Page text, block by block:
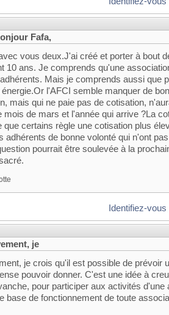
Fafa,
vous deux.J'ai créé et porter à bout
10 ans. Je comprends qu'une
Mais je comprends aussi que
l'AFCI semble manquer de
mais qui ne paie pas de cotisation,
mois de mars et l'année qui arrive ?La
que certains règle une cotisation plus
adhérents de bonne volonté qui n'ont
pourrait être soulevée à la
Identifiez-vous
je
je crois qu'il est possible de prévoir
pouvoir donner. C'est une idée à
pour participer aux activités
base de fonctionnement de toute